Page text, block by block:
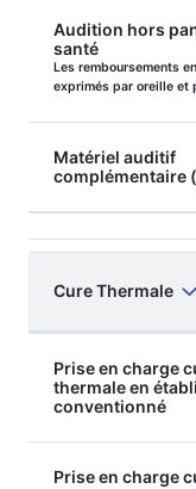
Audition hors
santé
Les remboursements
exprimés par oreille et
Matériel auditif
complémentaire
Cure Thermale
Prise en charge
thermale en
conventionné
Prise en charge